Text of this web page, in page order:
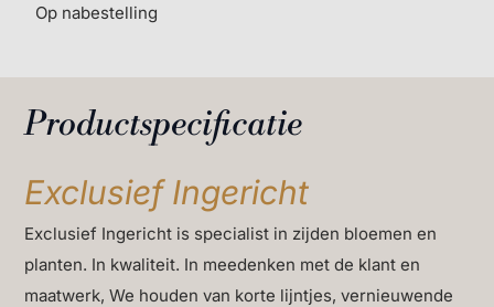
Op nabestelling
Productspecificatie
Exclusief Ingericht
Exclusief Ingericht is specialist in zijden bloemen en
planten. In kwaliteit. In meedenken met de klant en
maatwerk, We houden van korte lijntjes, vernieuwende